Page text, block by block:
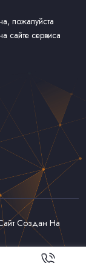
пожалуйста
сайте сервиса
Создан На